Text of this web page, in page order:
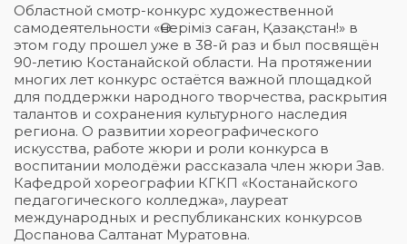
Областной смотр-конкурс художественной
самодеятельности «Өнеріміз саған, Қазақстан!» в
этом году прошел уже в 38-й раз и был посвящён
90-летию Костанайской области. На протяжении
многих лет конкурс остаётся важной площадкой
для поддержки народного творчества, раскрытия
талантов и сохранения культурного наследия
региона. О развитии хореографического
искусства, работе жюри и роли конкурса в
воспитании молодёжи рассказала член жюри Зав.
Кафедрой хореографии КГКП «Костанайского
педагогического колледжа», лауреат
международных и республиканских конкурсов
Доспанова Салтанат Муратовна.